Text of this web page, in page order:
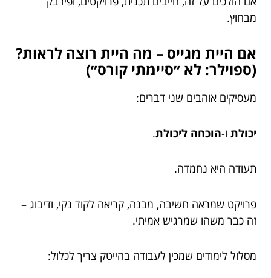
מבחוץ.
אם היית מגייס – מה היית רוצה לראות?
(ספוילר: לא ״סיימתי קורס״)
מעסיקים אוהבים שני דברים:
יכולת ו-הוכחה ליכולת.
תעודה היא נחמדה.
פרויקט שמראה חשיבה, מבנה, קריאה לקוד נקי, ודיבוג –
זה כבר משהו שמרגיש אמיתי.
מסלול לימודים שמכין לעבודה בהייטק צריך לכלול: